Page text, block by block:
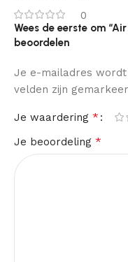
0
Wees de eerste om
beoordelen
Je e-mailadres
velden zijn
Je waardering *
Je beoordeling *